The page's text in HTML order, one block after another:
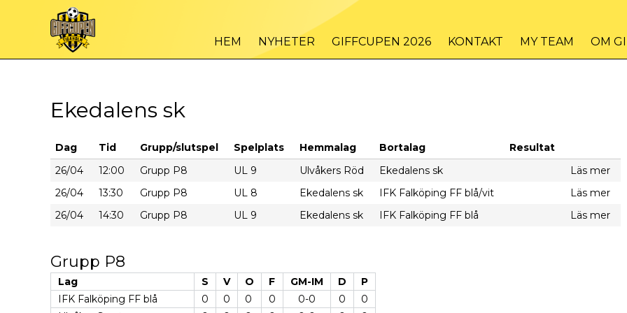
HEM NYHETER GIFFCUPEN 2026 KONTAKT MY TEAM OM
Ekedalens sk
Dag Tid Grupp/slutspel Spelplats Hemmalag Bortalag
Resultat
26/04
12:00 Grupp P8 UL 9 Ulvåkers Röd Ekedalens sk
Läs mer
26/04
13:30 Grupp P8 UL 8 Ekedalens sk IFK Falköping FF blå/vit
Läs mer
26/04
14:30 Grupp P8 UL 9 Ekedalens sk IFK Falköping FF blå Läs mer
Grupp P8
Lag S V O F GM-IM D
P
IFK Falköping FF blå
0 0 0 0 0-0 0
0